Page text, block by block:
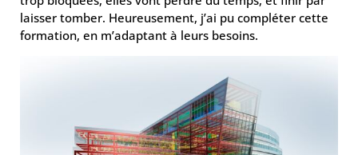
laisser tomber. Heureusement, j’ai pu compléter cette
formation, en m’adaptant à leurs besoins.